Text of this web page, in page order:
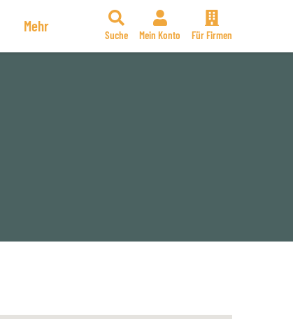
Mehr
Suche Mein Konto Für Firmen